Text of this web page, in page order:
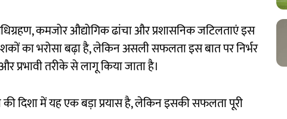
कमजोर औद्योगिक ढांचा और प्रशासनिक जटिलताएं इस
का भरोसा बढ़ा है, लेकिन असली सफलता इस बात पर निर्भर
तरीके से लागू किया जाता है।
दिशा में यह एक बड़ा प्रयास है, लेकिन इसकी सफलता पूरी